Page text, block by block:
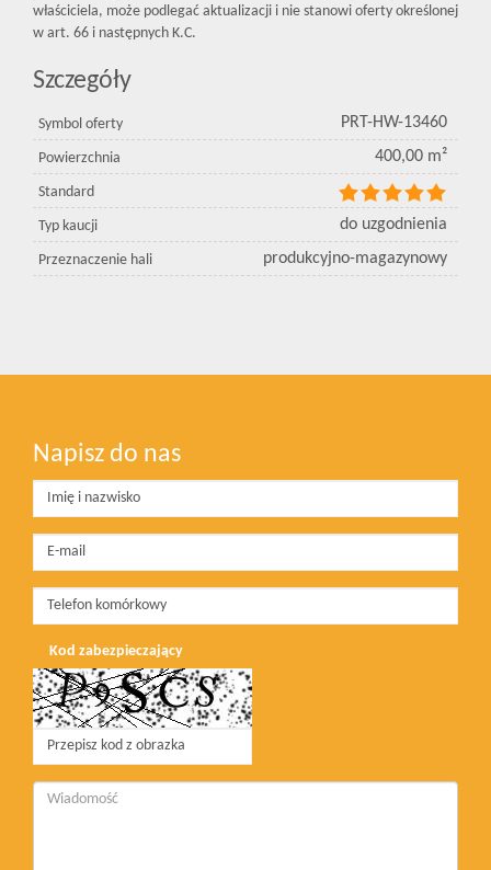
właściciela, może podlegać aktualizacji i nie stanowi oferty określonej
w art. 66 i następnych K.C.
Szczegóły
Symbol oferty PRT-HW-13460
Powierzchnia 400,00 m²
Standard
Typ kaucji do uzgodnienia
Przeznaczenie hali produkcyjno-magazynowy
Napisz do nas
Kod zabezpieczający